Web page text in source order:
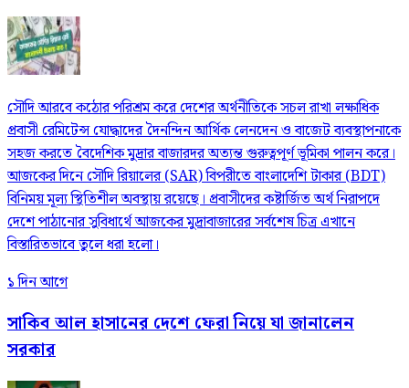
সৌদি আরবে কঠোর পরিশ্রম করে দেশের অর্থনীতিকে সচল রাখা লক্ষাধিক
প্রবাসী রেমিটেন্স যোদ্ধাদের দৈনন্দিন আর্থিক লেনদেন ও বাজেট ব্যবস্থাপনাকে
সহজ করতে বৈদেশিক মুদ্রার বাজারদর অত্যন্ত গুরুত্বপূর্ণ ভূমিকা পালন করে।
আজকের দিনে সৌদি রিয়ালের (SAR) বিপরীতে বাংলাদেশি টাকার (BDT)
বিনিময় মূল্য স্থিতিশীল অবস্থায় রয়েছে। প্রবাসীদের কষ্টার্জিত অর্থ নিরাপদে
দেশে পাঠানোর সুবিধার্থে আজকের মুদ্রাবাজারের সর্বশেষ চিত্র এখানে
বিস্তারিতভাবে তুলে ধরা হলো।
১ দিন আগে
সাকিব আল হাসানের দেশে ফেরা নিয়ে যা জানালেন
সরকার